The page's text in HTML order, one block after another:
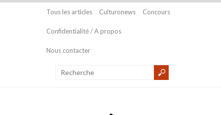
Tous les articles Culturonews Concours
Confidentialité / A propos
Nous contacter